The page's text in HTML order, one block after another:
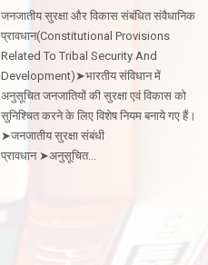
जनजातीय सुरक्षा और विकास संबंधित संवैधानिक
प्रावधान(Constitutional Provisions
Related To Tribal Security And
Development)➤भारतीय संविधान में
अनुसूचित जनजातियों की सुरक्षा एवं विकास को
सुनिश्चित करने के लिए विशेष नियम बनाये गए हैं।
➤जनजातीय सुरक्षा संबंधी
प्रावधान ➤अनुसूचित...